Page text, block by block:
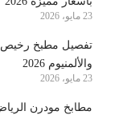
23 مايو، 2026
تفصيل مطبخ رخيص
والألمنيوم 2026
23 مايو، 2026
مطابخ مودرن